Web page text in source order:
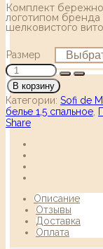
Комплект
логотипом
шелковистого
Размер
В корзину
Категории: Sofi de
белье 1,5 спальное
Share
Описание
Отзывы
Доставка
Оплата